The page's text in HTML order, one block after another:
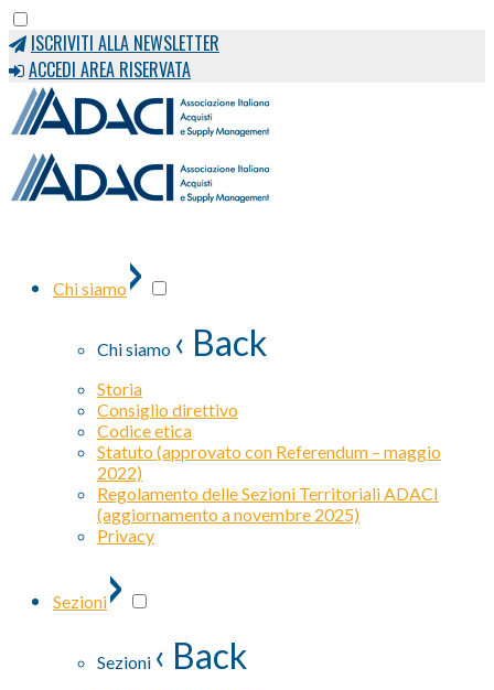
ISCRIVITI ALLA NEWSLETTER
ACCEDI AREA RISERVATA
Chi siamo ›
Chi siamo ‹ Back
Storia
Consiglio direttivo
Codice etica
Statuto (approvato con Referendum – maggio
2022)
Regolamento delle Sezioni Territoriali ADACI
(aggiornamento a novembre 2025)
Privacy
Sezioni›
Sezioni ‹ Back